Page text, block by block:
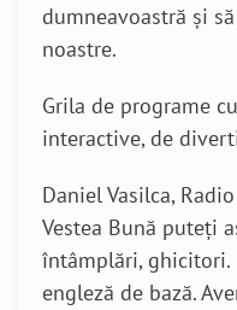
dumneavoastră și
noastre.
Grila de programe
interactive, de
Daniel Vasilca,
Vestea Bună puteți
întâmplări,
engleză de bază.